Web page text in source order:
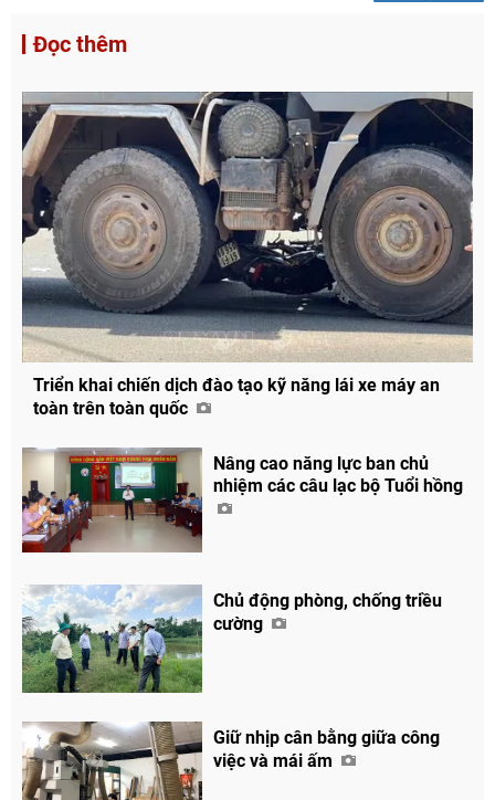
Đọc thêm
Triển khai chiến dịch đào tạo kỹ năng lái xe máy an
toàn trên toàn quốc
Nâng cao năng lực ban chủ
nhiệm các câu lạc bộ Tuổi hồng
Chủ động phòng, chống triều
cường
Giữ nhịp cân bằng giữa công
việc và mái ấm